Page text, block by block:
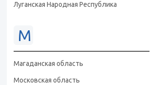
Луганская Народная Республика
М
Магаданская область
Московская область